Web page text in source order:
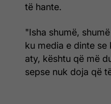
të hante.
"Isha shumë,
ku media e dinte
aty, kështu që më
sepse nuk doja që